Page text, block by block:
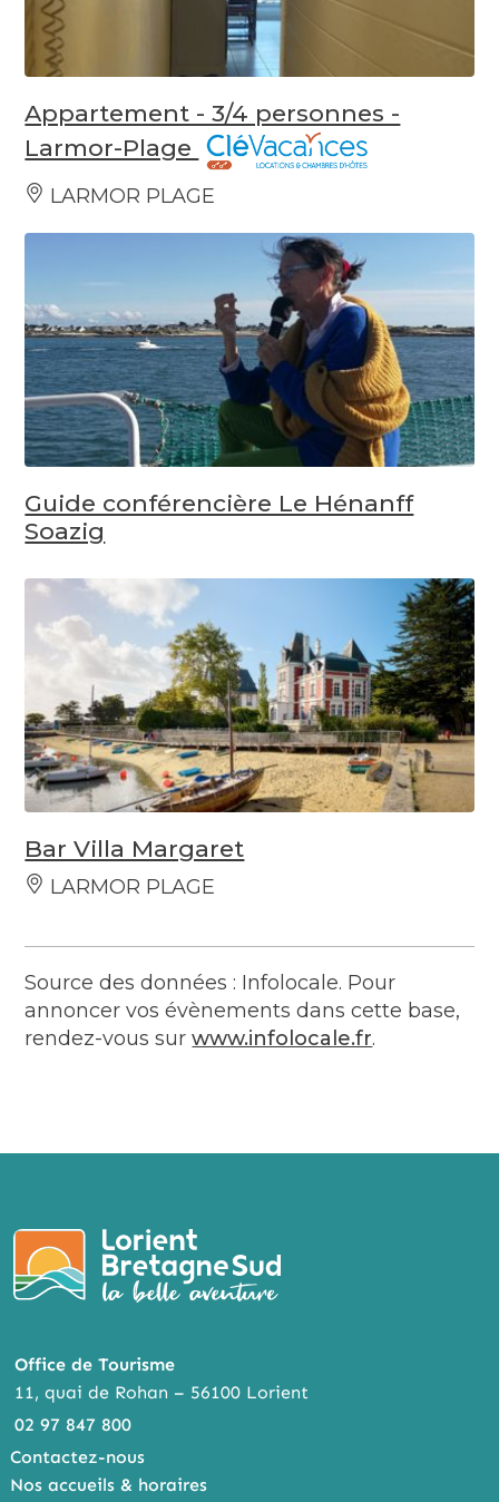
Appartement - 3/4 personnes -
Larmor-Plage
LARMOR PLAGE
Guide conférencière Le Hénanff
Soazig
Bar Villa Margaret
LARMOR PLAGE
Source des données : Infolocale. Pour
annoncer vos évènements dans cette base,
rendez-vous surwww.infolocale.fr.
Office de Tourisme
11, quai de Rohan – 56100 Lorient
02 97 847 800
Contactez-nous
Nos accueils & horaires